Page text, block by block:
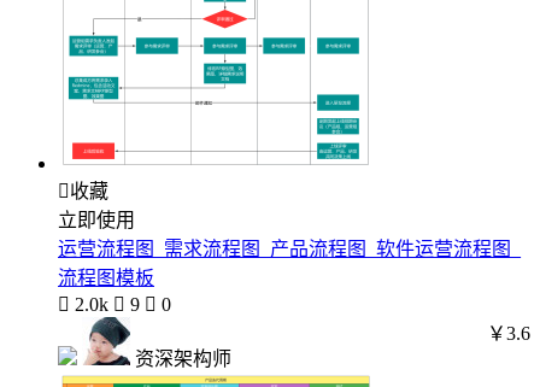
收藏
立即使用
运营流程图_需求流程图_产品流程图_软件运营流程图_
流程图模板
 2.0k  9  0
资深架构师
￥3.6